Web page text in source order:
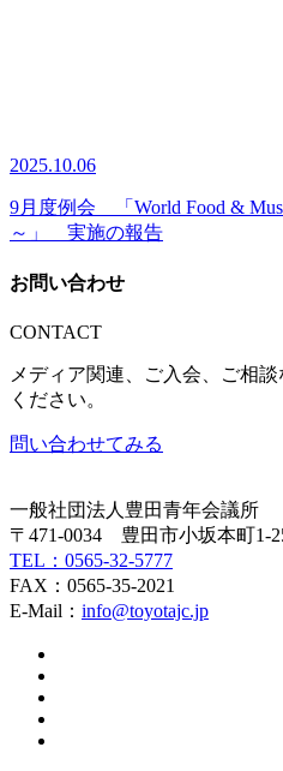
2025.10.06
9月度例会 「World Food &
～」 実施の報告
お問い合わせ
CONTACT
メディア関連、ご入会、ご相
ください。
問い合わせてみる
一般社団法人豊田青年会議所
〒471-0034 豊田市小坂本町1-
TEL：0565-32-5777
FAX：0565-35-2021
E-Mail： info@toyotajc.jp